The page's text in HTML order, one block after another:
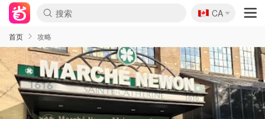
🇨🇦
CA
首页 攻略